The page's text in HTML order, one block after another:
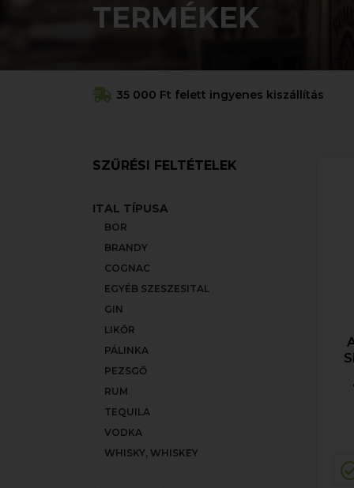
TERMÉKEK
35 000 Ft felett ingyenes kiszállítás
SZŰRÉSI FELTÉTELEK
ITAL TÍPUSA
BOR
BRANDY
COGNAC
EGYÉB SZESZESITAL
GIN
LIKŐR
PÁLINKA
PEZSGŐ
RUM
TEQUILA
VODKA
WHISKY, WHISKEY